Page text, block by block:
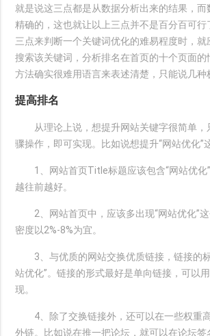
就是说这三点都是从数据分析出来的结果，而
精确的，这也就让以上三点并不是百分百可行
三点来判断一个关键词优化的难易程度时，就
搜索该关键词，分析排名在首页的十个页面的
方法确实很难用语言来表述清楚，只能说几种
提高排名
从理论上说，想提升网站关键字很简单，
骤操作，即可实现。比如说想提升“网站优化”
1、网站首页Title标题应该包含“网站优化
越往前越好。
2、网站首页中，应该多出现“网站优化”这
密度以2%-8%为宜。
3、与优质的网站交换优质链接，链接的标
站优化”。链接的形式最好是单向链接，可以
现。
4、除了交换链接外，还可以在一些权重
外链。比如说在推一把论坛，就可以在论坛签